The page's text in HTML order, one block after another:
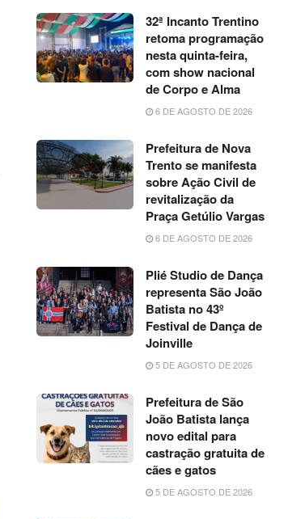
32ª Incanto Trentino
retoma programação
nesta quinta-feira,
com show nacional
de Corpo e Alma
6 DE AGOSTO DE 2026
Prefeitura de Nova
Trento se manifesta
sobre Ação Civil de
revitalização da
Praça Getúlio Vargas
6 DE AGOSTO DE 2026
Plié Studio de Dança
representa São João
Batista no 43º
Festival de Dança de
Joinville
5 DE AGOSTO DE 2026
Prefeitura de São
João Batista lança
novo edital para
castração gratuita de
cães e gatos
5 DE AGOSTO DE 2026